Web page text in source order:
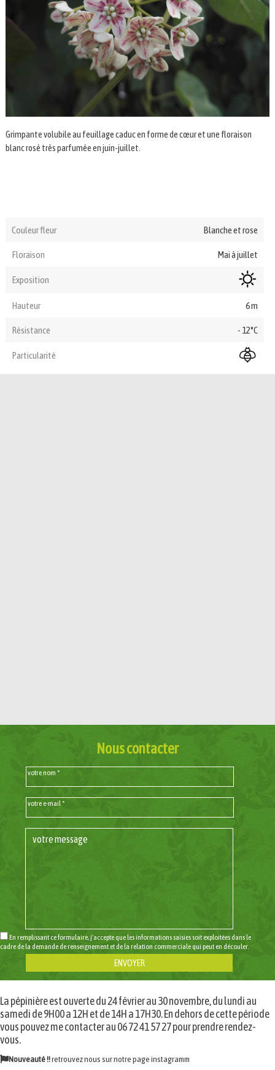
Grimpante volubile au feuillage caduc en forme de cœur et une floraison
blanc rosé très parfumée en juin-juillet.
Couleur fleur Blanche et rose
Floraison Mai à juillet
Exposition
Hauteur 6 m
Résistance - 12°C
Particularité
Nous contacter
votre nom *
votre e-mail *
En remplissant ce formulaire, j'accepte que les informations saisies soit exploitées dans le
cadre de la demande de renseignement et de la relation commerciale qui peut en découler.
La pépinière est ouverte du 24 février au 30 novembre, du lundi au
samedi de 9H00 a 12H et de 14H a 17H30. En dehors de cette période
vous pouvez me contacter au 06 72 41 57 27 pour prendre rendez-
vous.
Nouveauté !!retrouvez nous sur notre pageinstagramm